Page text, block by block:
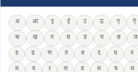
अ आ इ ई उ ऊ ए ऐ
क
ख ग घ ङ च छ ज
ड
ढ ण त थ द ध न
म
य र ल व श ष स